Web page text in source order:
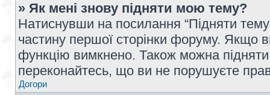
» Як мені знову підняти мою тему?
Натиснувши на посилання “Підняти
частину першої сторінки форуму. Якщо
функцію вимкнено. Також можна
переконайтесь, що ви не порушуєте
Догори